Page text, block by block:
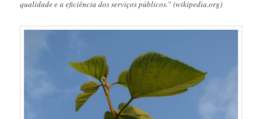
qualidade e a eficiência dos serviços públicos.” (wikipedia.org)